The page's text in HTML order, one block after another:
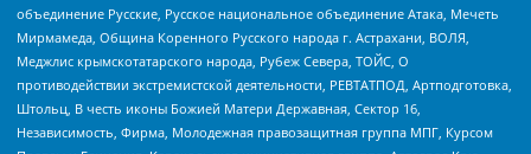
объединение Русские, Русское национальное объединение Атака, Мечеть
Мирмамеда, Община Коренного Русского народа г. Астрахани, ВОЛЯ,
Меджлис крымскотатарского народа, Рубеж Севера, ТОЙС, О
противодействии экстремистской деятельности, РЕВТАТПОД, Артподготовка,
Штольц, В честь иконы Божией Матери Державная, Сектор 16,
Независимость, Фирма, Молодежная правозащитная группа МПГ, Курсом